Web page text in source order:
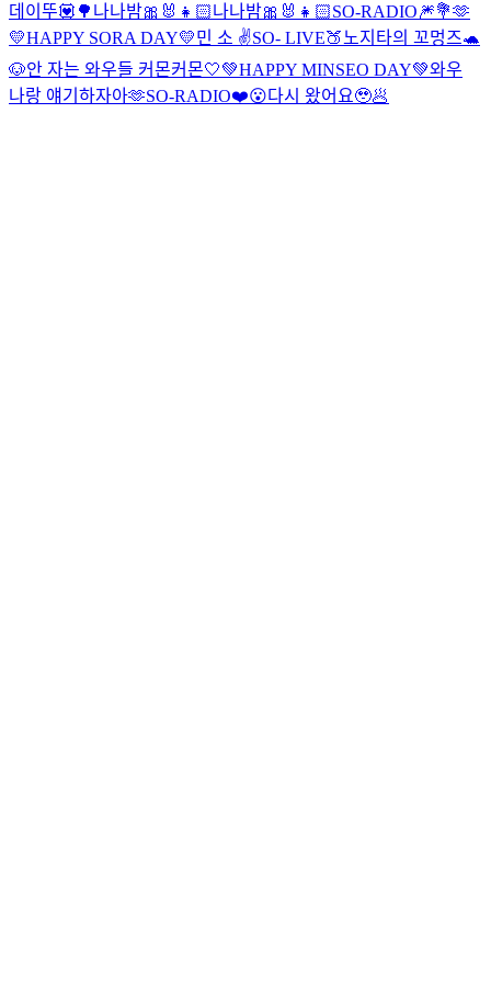
데이뚜💟🌳 나나밤🎀🐰👧🏻나나밤🎀🐰👧🏻SO-RADIO🎆💐🫶
💛HAPPY SORA DAY💛민 소 ✌️SO- LIVE🍑 노지타의 꼬멍즈🐢
🐶안 자는 와우들 커몬커몬🤍💚HAPPY MINSEO DAY💚와우
나랑 얘기하자아🫶SO-RADIO❤️😮다시 왔어요🥹🥟